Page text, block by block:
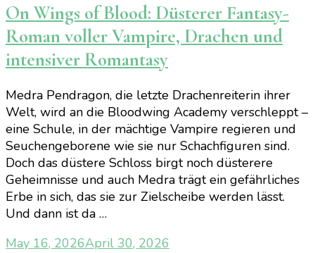
On Wings of Blood: Düsterer Fantasy-
Roman voller Vampire, Drachen und
intensiver Romantasy
Medra Pendragon, die letzte Drachenreiterin ihrer
Welt, wird an die Bloodwing Academy verschleppt –
eine Schule, in der mächtige Vampire regieren und
Seuchengeborene wie sie nur Schachfiguren sind.
Doch das düstere Schloss birgt noch düsterere
Geheimnisse und auch Medra trägt ein gefährliches
Erbe in sich, das sie zur Zielscheibe werden lässt.
Und dann ist da …
May 16, 2026April 30, 2026